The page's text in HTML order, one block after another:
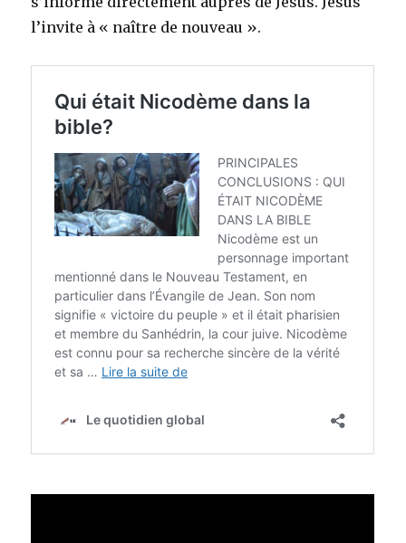
l’invite à « naître de nouveau ».